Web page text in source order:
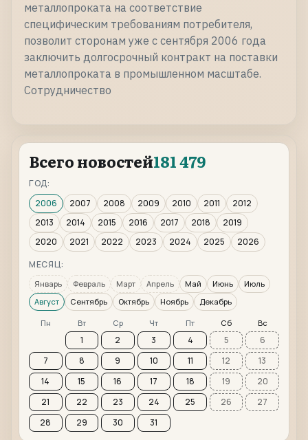
металлопроката на соответствие
специфическим требованиям потребителя,
позволит сторонам уже с сентября 2006 года
заключить долгосрочный контракт на поставки
металлопроката в промышленном масштабе.
Сотрудничество
Всего новостей181 479
ГОД:
2006
2007 2008 2009 2010 2011
2012
2013
2014 2015 2016 2017 2018
2019
2020
2021 2022 2023 2024 2025
2026
МЕСЯЦ:
Январь Февраль Март Апрель Май Июнь
Июль
Август
Сентябрь Октябрь Ноябрь Декабрь
Пн Вт Ср Чт Пт Сб Вс
1 2 3 4 5
6
7
8 9 10 11 12
13
14
15 16 17 18 19
20
21
22 23 24 25 26
27
28
29 30 31